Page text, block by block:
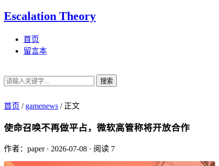
Escalation Theory
首页
留言本
搜索
首页 / gamenews /正文
使命召唤不再做平占，微软高管称将开放合作
作者：paper· 2026-07-08 · 阅读 7